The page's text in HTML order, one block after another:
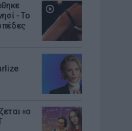
- Το
«ο